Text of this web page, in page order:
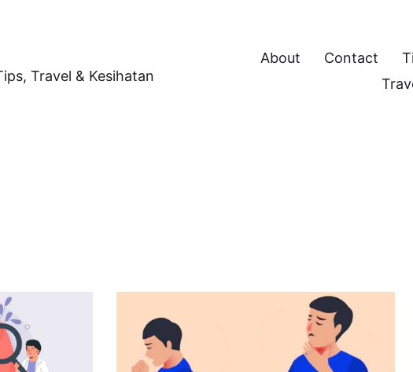
Travel & Kesihatan
About Contact